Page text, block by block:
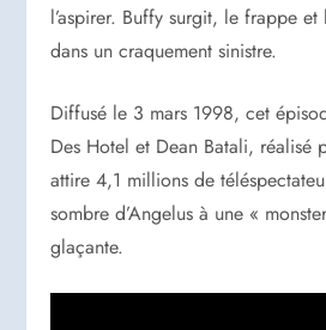
l’aspirer. Buffy surgit, le frappe
dans un craquement sinistre.
Diffusé le 3 mars 1998, cet
Des Hotel et Dean Batali, réalisé
attire 4,1 millions de
sombre d’Angelus à une «
glaçante.